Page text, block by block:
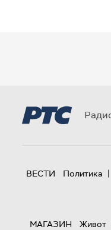
ВЕСТИ Политика |
МАГАЗИН
Живот